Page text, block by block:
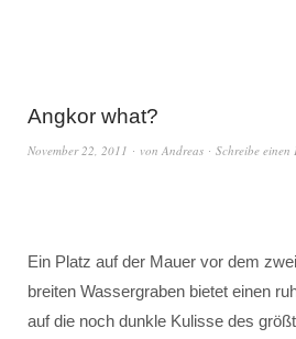
Angkor what?
November 22, 2011 von Andreas Schreibe einen
Ein Platz auf der Mauer vor dem
breiten Wassergraben bietet einen
auf die noch dunkle Kulisse des